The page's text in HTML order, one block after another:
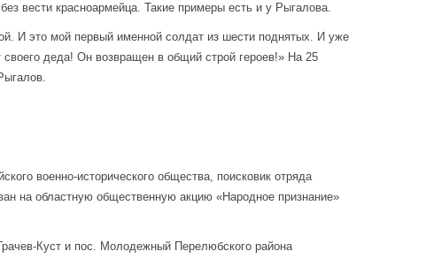
вести красноармейца. Такие примеры есть и у Рыгалова.
И это мой первый именной солдат из шести поднятых. И уже
деда! Он возвращен в общий строй героев!» На 25
военно-исторического общества, поисковик отряда
на областную общественную акцию «Народное признание»
Куст и пос. Молодежный Перелюбского района